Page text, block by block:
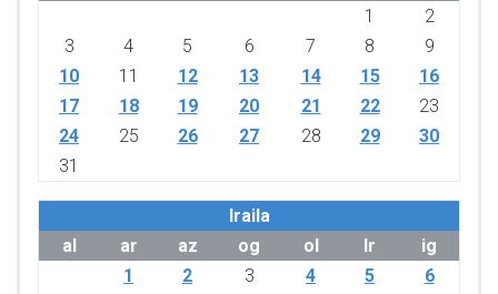
1
2
3
4 5 6 7 8
9
10
11 12 13 14 15
16
17
18 19 20 21 22
23
24
25 26 27 28 29
30
31
Iraila
al
ar az og ol lr
ig
1
2 3 4 5
6